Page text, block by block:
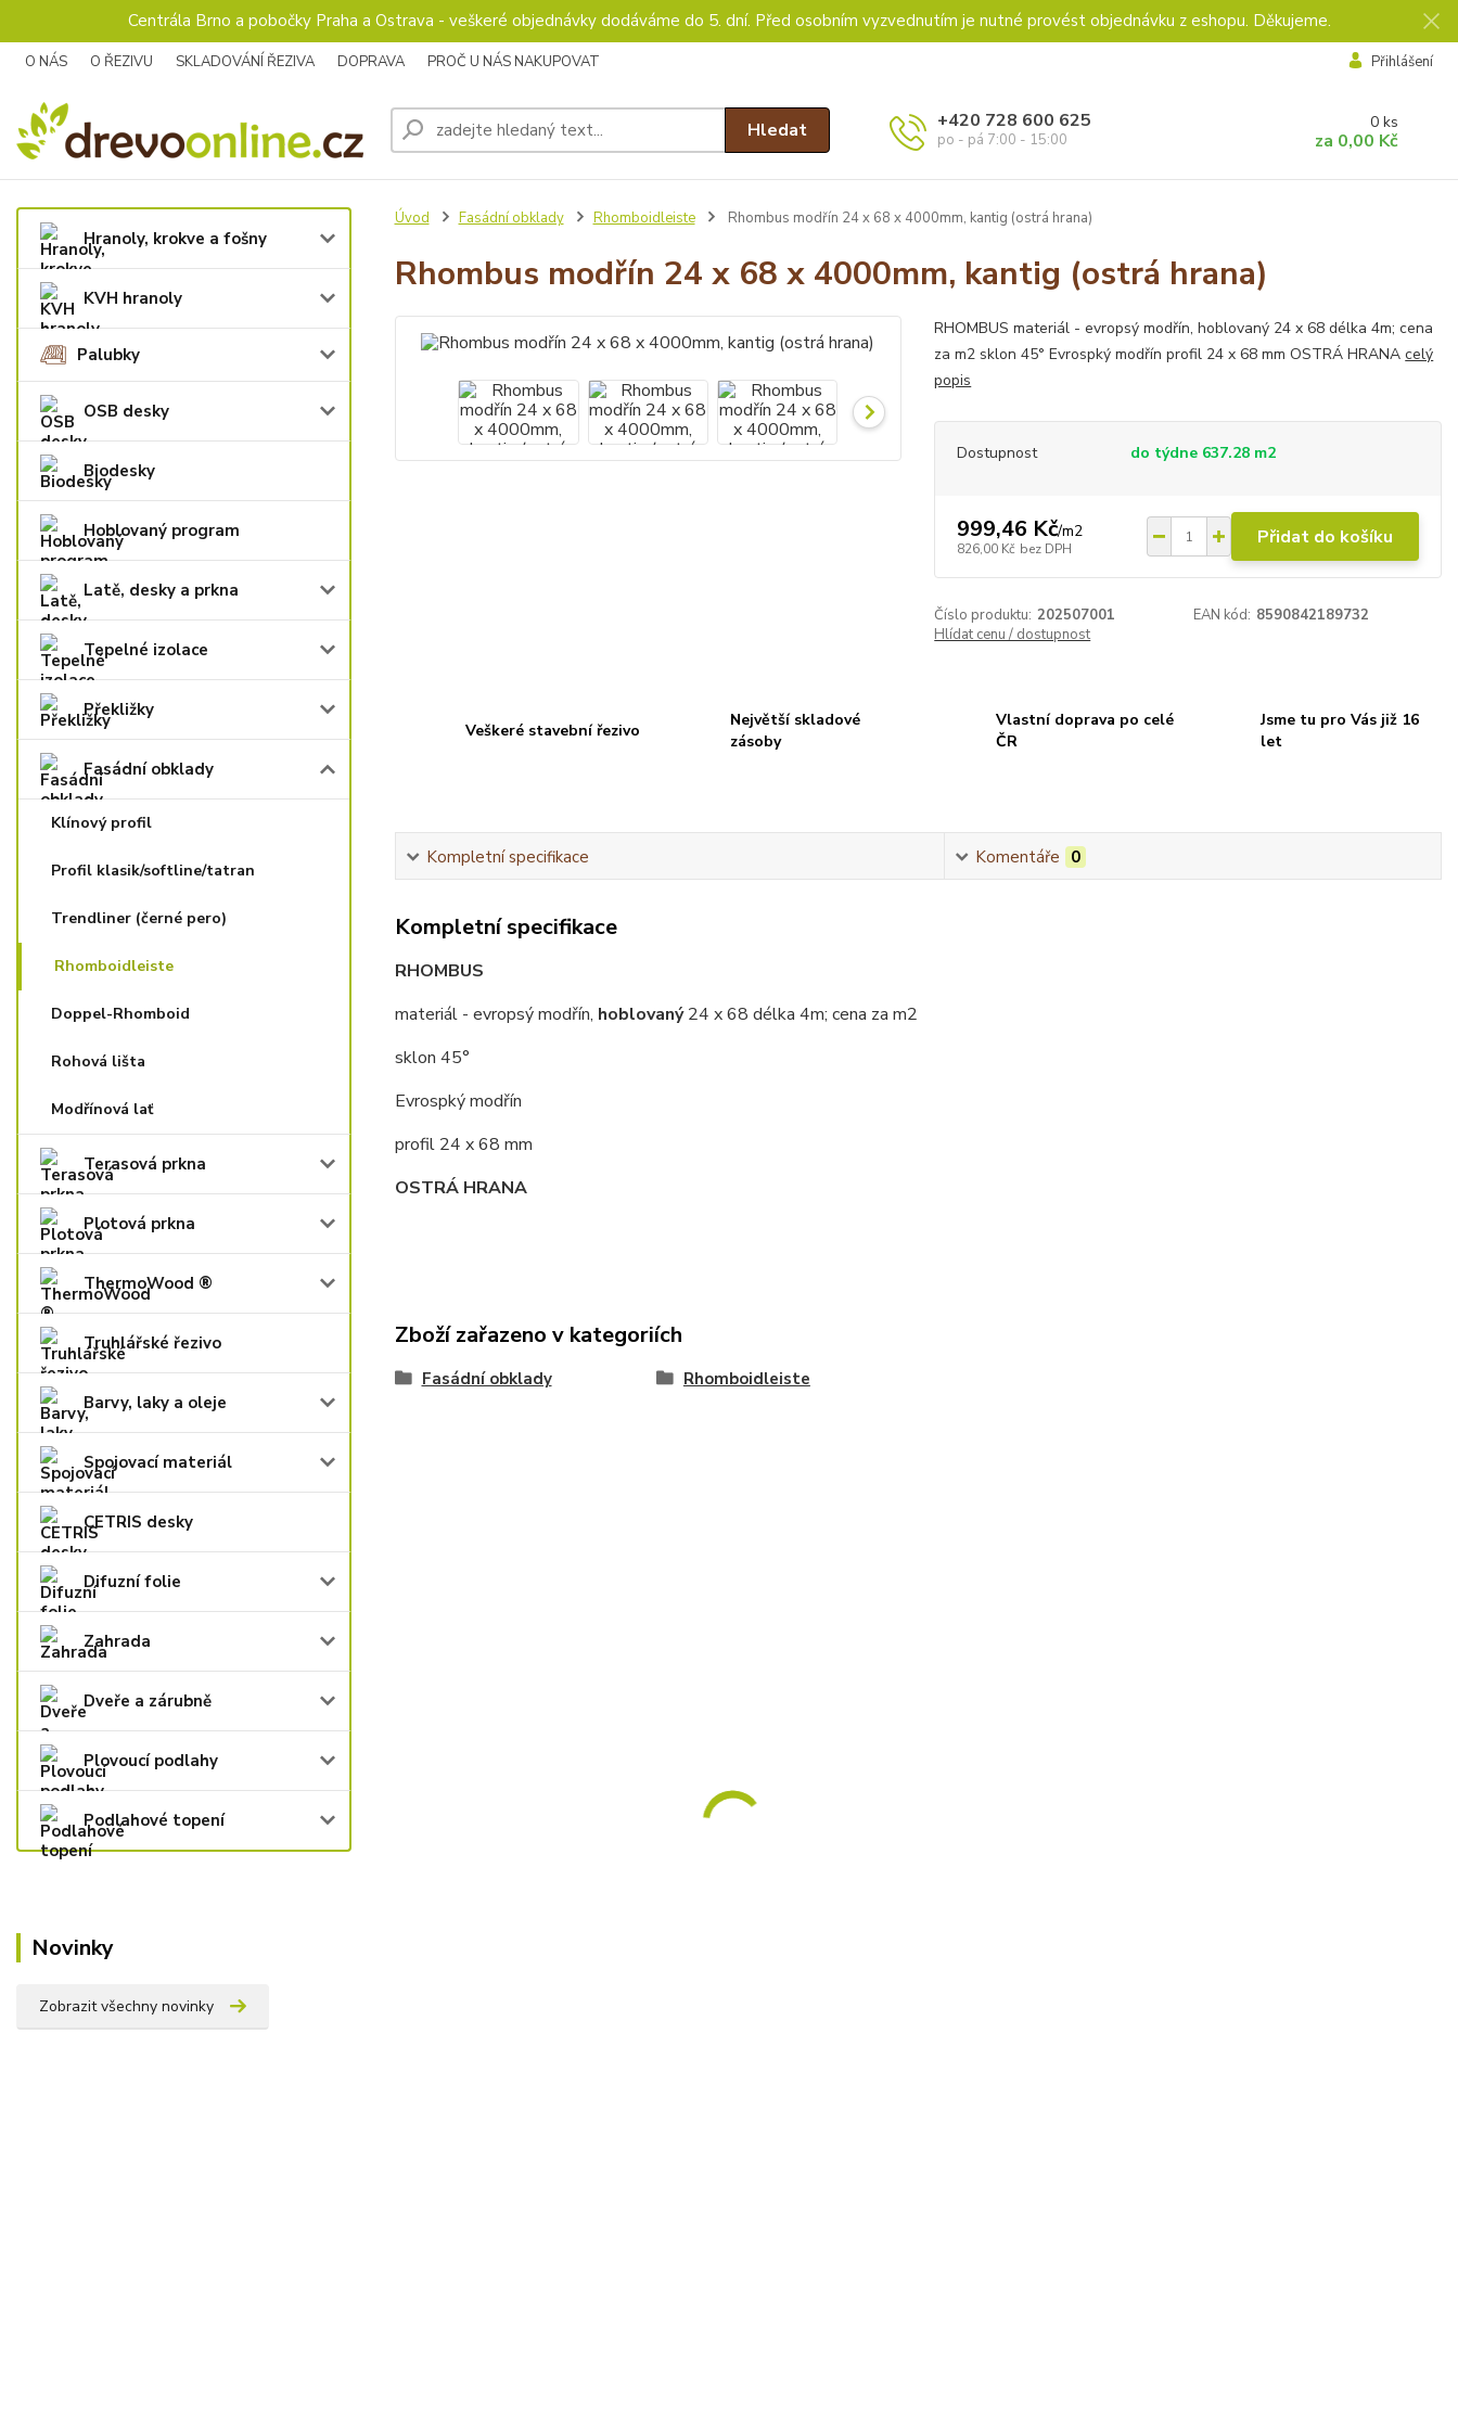
Centrála Brno a pobočky Praha a Ostrava - veškeré objednávky dodáváme do 5. dní. Před osobním vyzvednutím je nutné provést objednávku z eshopu. Děkujeme.
O NÁS O ŘEZIVU SKLADOVÁNÍ ŘEZIVA DOPRAVA PROČ U NÁS NAKUPOVAT Přihlášení
Hledat +420 728 600 625
po - pá 7:00 - 15:00
0 ks
za 0,00 Kč
Hranoly, krokve a fošny
KVH hranoly
Palubky
OSB desky
Biodesky
Hoblovaný program
Latě, desky a prkna
Tepelné izolace
Překližky
Fasádní obklady
Klínový profil
Profil klasik/softline/tatran
Trendliner (černé pero)
Rhomboidleiste
Doppel-Rhomboid
Rohová lišta
Modřínová lať
Terasová prkna
Plotová prkna
ThermoWood ®
Truhlářské řezivo
Barvy, laky a oleje
Spojovací materiál
CETRIS desky
Difuzní folie
Zahrada
Dveře a zárubně
Plovoucí podlahy
Podlahové topení
Novinky
Zobrazit všechny novinky
Úvod Fasádní obklady Rhomboidleiste Rhombus modřín 24 x 68 x 4000mm, kantig (ostrá hrana)
Rhombus modřín 24 x 68 x 4000mm, kantig (ostrá hrana)
RHOMBUS materiál - evropsý modřín, hoblovaný 24 x 68 délka 4m; cena
za m2 sklon 45° Evrospký modřín profil 24 x 68 mm OSTRÁ HRANAcelý
popis
Dostupnost do týdne 637.28 m2
999,46 Kč/m2
826,00 Kč bez DPH Přidat do košíku
Číslo produktu: 202507001 EAN kód: 8590842189732
Hlídat cenu / dostupnost
Veškeré stavební řezivo
Největší skladové
zásoby
Vlastní doprava po celé
ČR
Jsme tu pro Vás již 16
let
Kompletní specifikace Komentáře 0
Kompletní specifikace
RHOMBUS
materiál - evropsý modřín, hoblovaný24 x 68 délka 4m; cena za m2
sklon 45°
Evrospký modřín
profil 24 x 68 mm
OSTRÁ HRANA
Zboží zařazeno v kategoriích
Fasádní obklady Rhomboidleiste